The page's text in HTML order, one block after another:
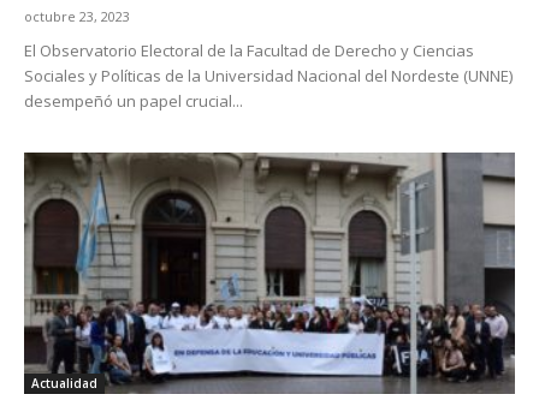
octubre 23, 2023
El Observatorio Electoral de la Facultad de Derecho y Ciencias
Sociales y Políticas de la Universidad Nacional del Nordeste (UNNE)
desempeñó un papel crucial...
Actualidad